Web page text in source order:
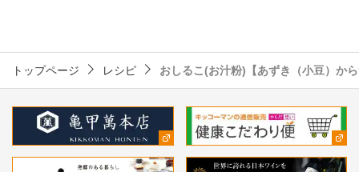
トップページ レシピ おしるこ(お汁粉)【あずき（小豆）か